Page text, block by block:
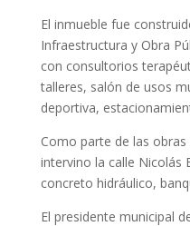
El inmueble fue
Infraestructura y Obra
con consultorios
talleres, salón de usos
deportiva,
Como parte de las
intervino la calle Nicolás
concreto hidráulico,
El presidente municipal